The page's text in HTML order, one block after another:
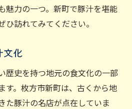
魅力の一つ。新町で豚汁を堪能
訪れてみてください。
文化
歴史を持つ地元の食文化の一部
す。枚方市新町は、古くから地
た豚汁の名店が点在していま